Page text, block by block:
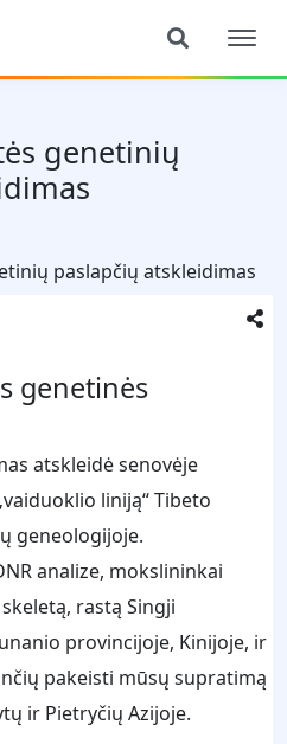
genetinių
genetinės
atskleidė senovėje
liniją“ Tibeto
geneologijoje.
analize, mokslininkai
rastą Singji
provincijoje, Kinijoje, ir
pakeisti mūsų supratimą
ir Pietryčių Azijoje.